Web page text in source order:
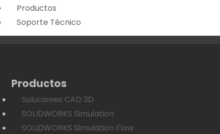
Productos
Soporte Técnico
Productos
Soluciones CAD 3D
SOLIDWORKS Simulation
SOLIDWORKS Simulation Flow